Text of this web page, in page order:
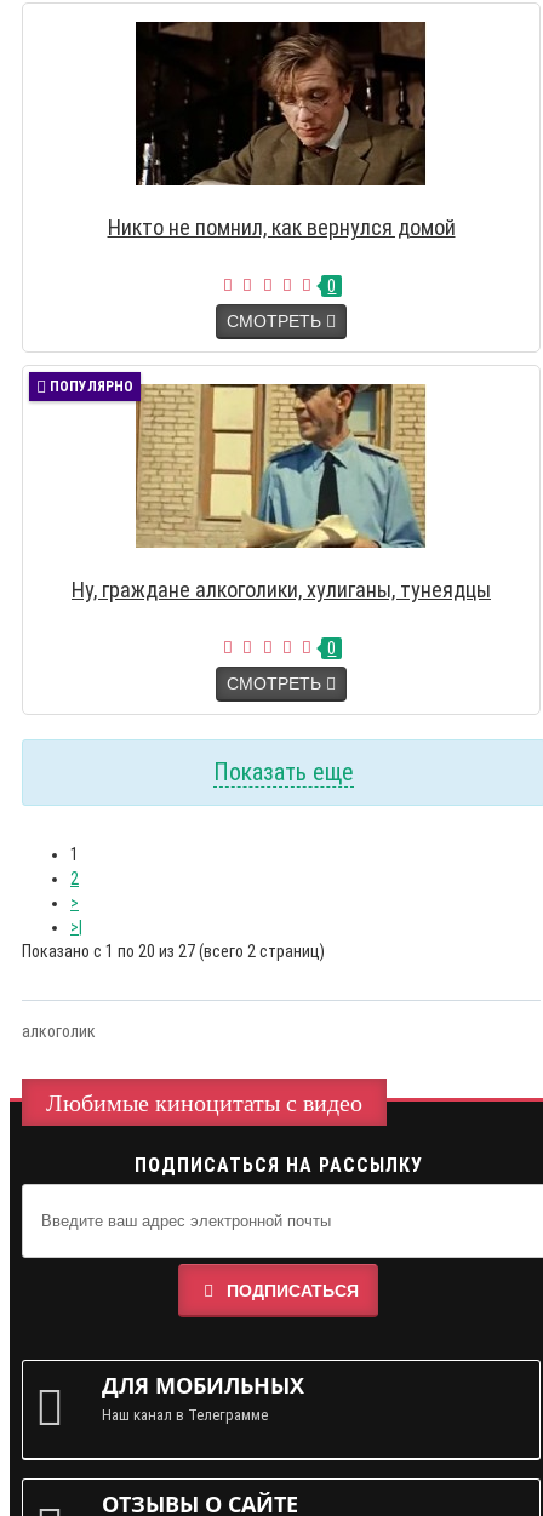
Никто не помнил, как вернулся домой
0
СМОТРЕТЬ
ПОПУЛЯРНО
Ну, граждане алкоголики, хулиганы, тунеядцы
0
СМОТРЕТЬ
Показать еще
1
2
>
>|
Показано с 1 по 20 из 27 (всего 2 страниц)
алкоголик
Любимые киноцитаты с видео
ПОДПИСАТЬСЯ НА РАССЫЛКУ
ПОДПИСАТЬСЯ
ДЛЯ МОБИЛЬНЫХ
Наш канал в Телеграмме
ОТЗЫВЫ О САЙТЕ